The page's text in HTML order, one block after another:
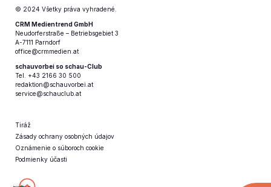
© 2024 Všetky práva vyhradené.
CRM Medientrend GmbH
Neudorferstraße – Betriebsgebiet 3
A-7111 Parndorf
office@crmmedien.at
schauvorbei so schau-Club
Tel. +43 2166 30 500
redaktion@schauvorbei.at
service@schauclub.at
Tiráž
Zásady ochrany osobných údajov
Oznámenie o súboroch cookie
Podmienky účasti